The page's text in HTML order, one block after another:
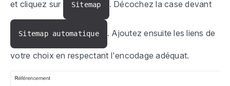
et cliquez sur Sitemap . Décochez la case devant
Sitemap automatique . Ajoutez ensuite les liens de
votre choix en respectant l'encodage adéquat.